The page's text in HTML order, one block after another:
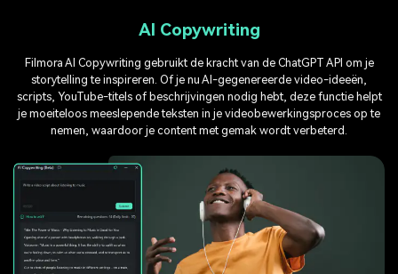
AI Copywriting
Filmora AI Copywriting gebruikt de kracht van de ChatGPT API om je
storytelling te inspireren. Of je nu AI-gegenereerde video-ideeën,
scripts, YouTube-titels of beschrijvingen nodig hebt, deze functie helpt
je moeiteloos meeslepende teksten in je videobewerkingsproces op te
nemen, waardoor je content met gemak wordt verbeterd.